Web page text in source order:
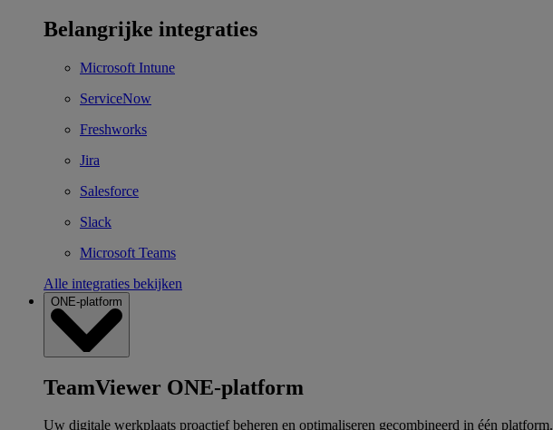
Belangrijke integraties
Microsoft Intune
ServiceNow
Freshworks
Jira
Salesforce
Slack
Microsoft Teams
Alle integraties bekijken
ONE-platform
TeamViewer ONE-platform
Uw digitale werkplaats proactief beheren en optimaliseren gecombineerd in één platform.